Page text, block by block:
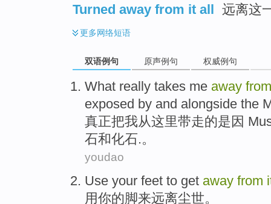
Turned away from it all 远离这
更多网络短语
双语例句 原声例句 权威例句
What really takes me away from
exposed by and alongside the
真正把我从这里带走的是 因
石和化石.。
youdao
Use your feet to get away from
用你的脚来远离尘世。